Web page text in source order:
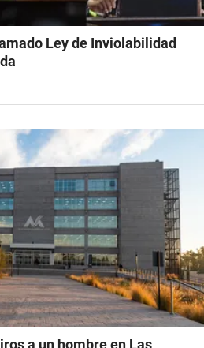
Ley de Inviolabilidad
a un hombre en Las